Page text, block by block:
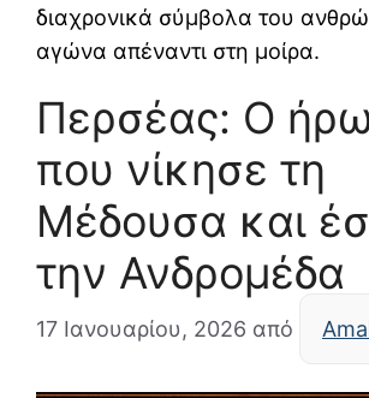
διαχρονικά σύμβολα του
αγώνα απέναντι στη μοίρα.
Περσέας: Ο
που νίκησε τη
Μέδουσα και
την Ανδρομέδα
17 Ιανουαρίου, 2026 από